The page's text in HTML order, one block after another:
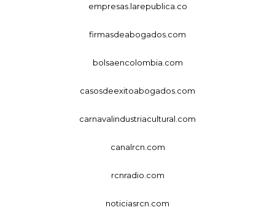
empresas.larepublica.co
firmasdeabogados.com
bolsaencolombia.com
casosdeexitoabogados.com
carnavalindustriacultural.com
canalrcn.com
rcnradio.com
noticiasrcn.com